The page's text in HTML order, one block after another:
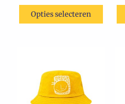
Opties selecteren
heeft
meerdere
variaties.